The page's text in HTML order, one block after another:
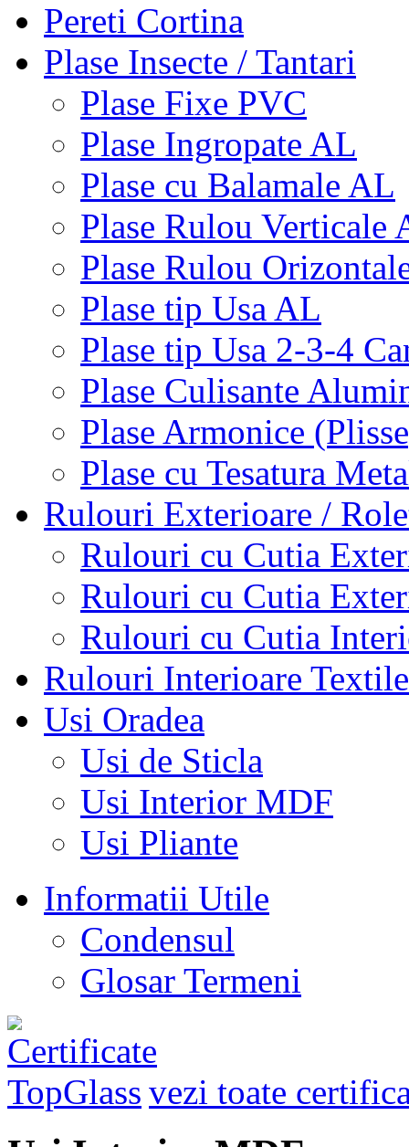
Pereti Cortina
Plase Insecte / Tantari
Plase Fixe PVC
Plase Ingropate AL
Plase cu Balamale AL
Plase Rulou Verticale
Plase Rulou
Plase tip Usa AL
Plase tip Usa 2-3-4
Plase Culisante
Plase Armonice
Plase cu Tesatura
Rulouri Exterioare /
Rulouri cu Cutia
Rulouri cu Cutia
Rulouri cu Cutia
Rulouri Interioare Textile
Usi Oradea
Usi de Sticla
Usi Interior MDF
Usi Pliante
Informatii Utile
Condensul
Glosar Termeni
vezi toate